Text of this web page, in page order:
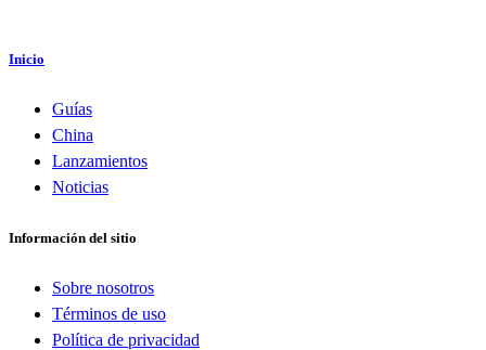
Inicio
Guías
China
Lanzamientos
Noticias
Información del sitio
Sobre nosotros
Términos de uso
Política de privacidad